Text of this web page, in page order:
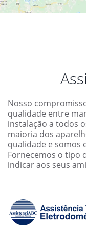
Nosso
qualidade entre
instalação a todos
maioria dos
qualidade e somos
Fornecemos o tipo
indicar aos seus